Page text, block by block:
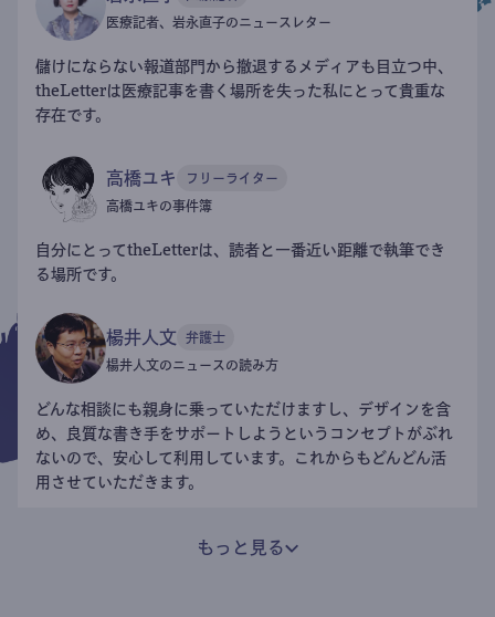
医療記者、岩永直子のニュースレター
儲けにならない報道部門から撤退するメディアも目立つ中、
theLetterは医療記事を書く場所を失った私にとって貴重な
存在です。
高橋ユキ フリーライター
高橋ユキの事件簿
自分にとってtheLetterは、読者と一番近い距離で執筆でき
る場所です。
楊井人文 弁護士
楊井人文のニュースの読み方
どんな相談にも親身に乗っていただけますし、デザインを含
め、良質な書き手をサポートしようというコンセプトがぶれ
ないので、安心して利用しています。これからもどんどん活
用させていただきます。
もっと見る